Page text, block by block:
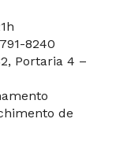
1h
8240
Portaria 4 –
de